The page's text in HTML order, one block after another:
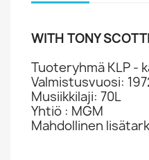
WITH TONY SCOTTI
Tuoteryhmä KLP -
Valmistusvuosi:
Musiikkilaji: 70L
Yhtiö : MGM
Mahdollinen